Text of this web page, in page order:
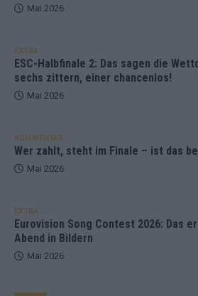
Mai 2026
EXTRA
ESC-Halbfinale 2: Das sagen die
sechs zittern, einer chancenlos!
Mai 2026
KOMMENTAR
Wer zahlt, steht im Finale – ist das
Mai 2026
EXTRA
Eurovision Song Contest 2026: Das
Abend in Bildern
Mai 2026